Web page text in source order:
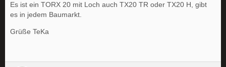
Es ist ein TORX 20 mit Loch auch TX20 TR oder TX20 H, gibt
es in jedem Baumarkt.
Grüße TeKa